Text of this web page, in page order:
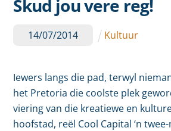
Skud jou vere reg!
14/07/2014 Kultuur
Iewers langs die pad, terwyl
het Pretoria die coolste plek
viering van die kreatiewe en
hoofstad, reël Cool Capital ‘n